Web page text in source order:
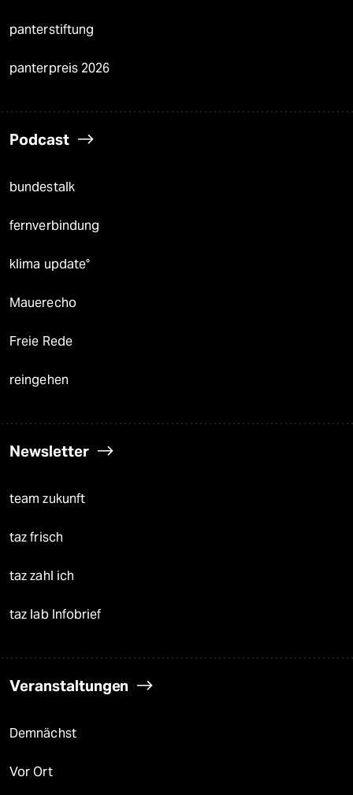
panterstiftung
panterpreis 2026
Podcast
bundestalk
fernverbindung
klima update°
Mauerecho
Freie Rede
reingehen
Newsletter
team zukunft
taz frisch
taz zahl ich
taz lab Infobrief
Veranstaltungen
Demnächst
Vor Ort